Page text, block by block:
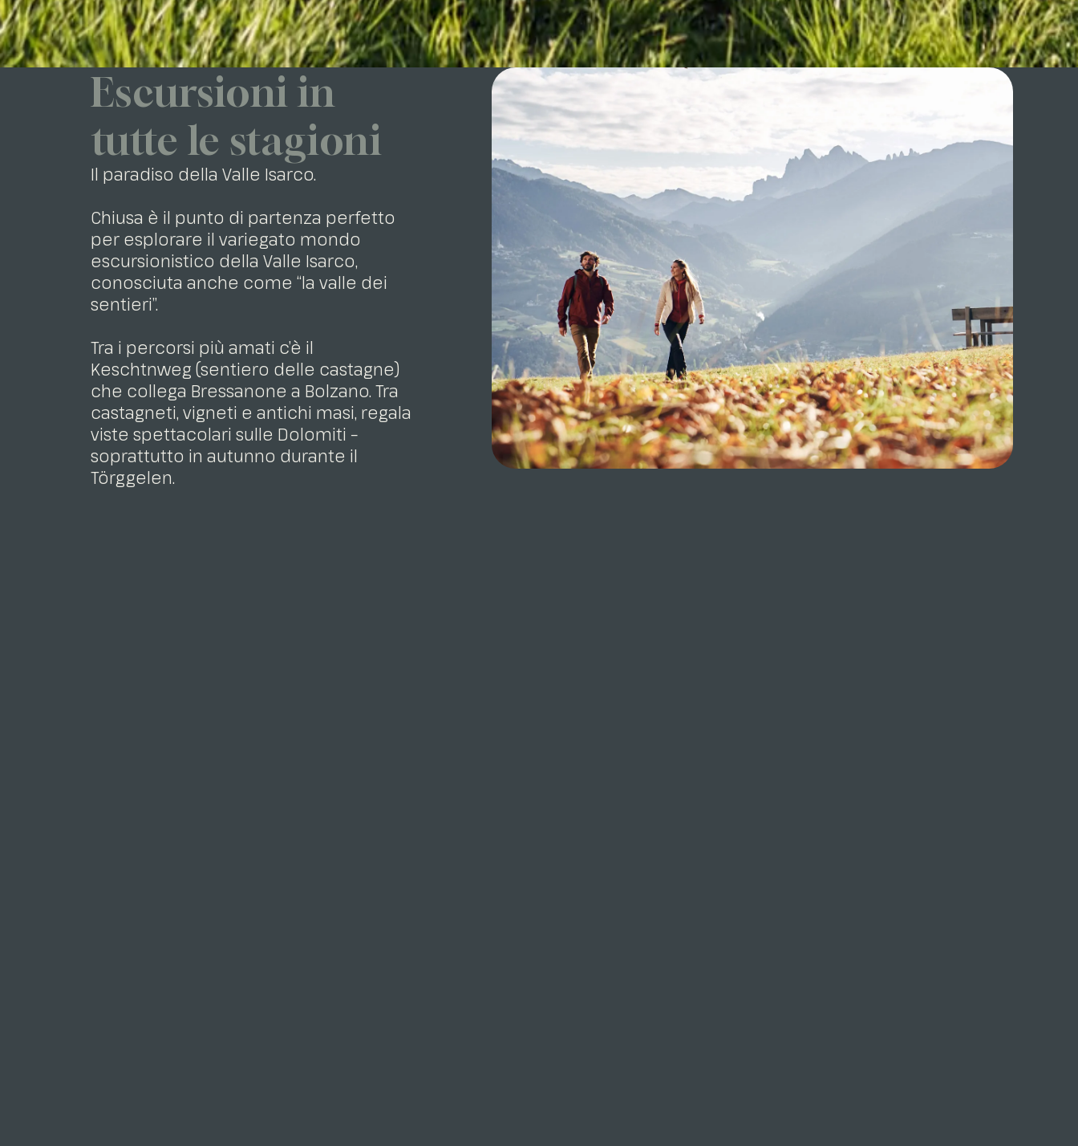
Escursioni in
tutte le stagioni
Il paradiso della Valle Isarco.
Chiusa è il punto di partenza perfetto
per esplorare il variegato mondo
escursionistico della Valle Isarco,
conosciuta anche come “la valle dei
sentieri”.
Tra i percorsi più amati c’è il
Keschtnweg (sentiero delle castagne)
che collega Bressanone a Bolzano. Tra
castagneti, vigneti e antichi masi, regala
viste spettacolari sulle Dolomiti –
soprattutto in autunno durante il
Törggelen.